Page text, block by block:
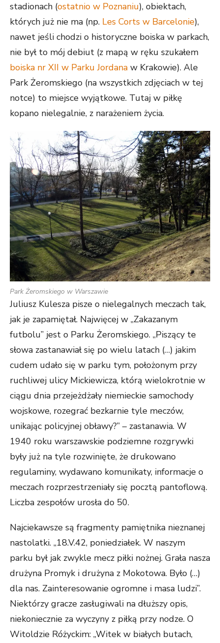
stadionach (ostatnio w Poznaniu), obiektach,
których już nie ma (np. Les Corts w Barcelonie),
nawet jeśli chodzi o historyczne boiska w parkach,
nie był to mój debiut (z mapą w ręku szukałem
boiska nr XII w Parku Jordana w Krakowie). Ale
Park Żeromskiego (na wszystkich zdjęciach w tej
notce) to miejsce wyjątkowe. Tutaj w piłkę
kopano nielegalnie, z narażeniem życia.
Park Żeromskiego w Warszawie
Juliusz Kulesza pisze o nielegalnych meczach tak,
jak je zapamiętał. Najwięcej w „Zakazanym
futbolu” jest o Parku Żeromskiego. „Piszący te
słowa zastanawiał się po wielu latach (…) jakim
cudem udało się w parku tym, położonym przy
ruchliwej ulicy Mickiewicza, którą wielokrotnie w
ciągu dnia przejeżdżały niemieckie samochody
wojskowe, rozegrać bezkarnie tyle meczów,
unikając policyjnej obławy?” – zastanawia. W
1940 roku warszawskie podziemne rozgrywki
były już na tyle rozwinięte, że drukowano
regulaminy, wydawano komunikaty, informacje o
meczach rozprzestrzeniały się pocztą pantoflową.
Liczba zespołów urosła do 50.
Najciekawsze są fragmenty pamiętnika nieznanej
nastolatki. „18.V.42, poniedziałek. W naszym
parku był jak zwykle mecz piłki nożnej. Grała nasza
drużyna Promyk i drużyna z Mokotowa. Było (…)
dla nas. Zainteresowanie ogromne i masa ludzi”.
Niektórzy gracze zasługiwali na dłuższy opis,
niekoniecznie za wyczyny z piłką przy nodze. O
Witoldzie Różyckim: „Witek w białych butach,